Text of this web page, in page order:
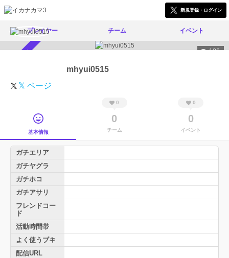
新規登録・ログイン
プレイヤー チーム イベント
126
mhyui0515
𝕏 ページ
基本情報
0
0
チーム
0
0
イベント
ガチエリア
ガチヤグラ
ガチホコ
ガチアサリ
フレンドコー
ド
活動時間帯
よく使うブキ
配信URL